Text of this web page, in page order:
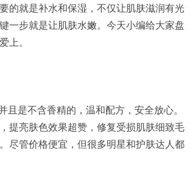
的就是补水和保湿，不仅让肌肤滋润有光
一步就是让肌肤水嫩。今天小编给大家盘
上。
是不含香精的，温和配方，安全放心。
提亮肤色效果超赞，修复受损肌肤细致毛
尽管价格便宜，但很多明星和护肤达人都